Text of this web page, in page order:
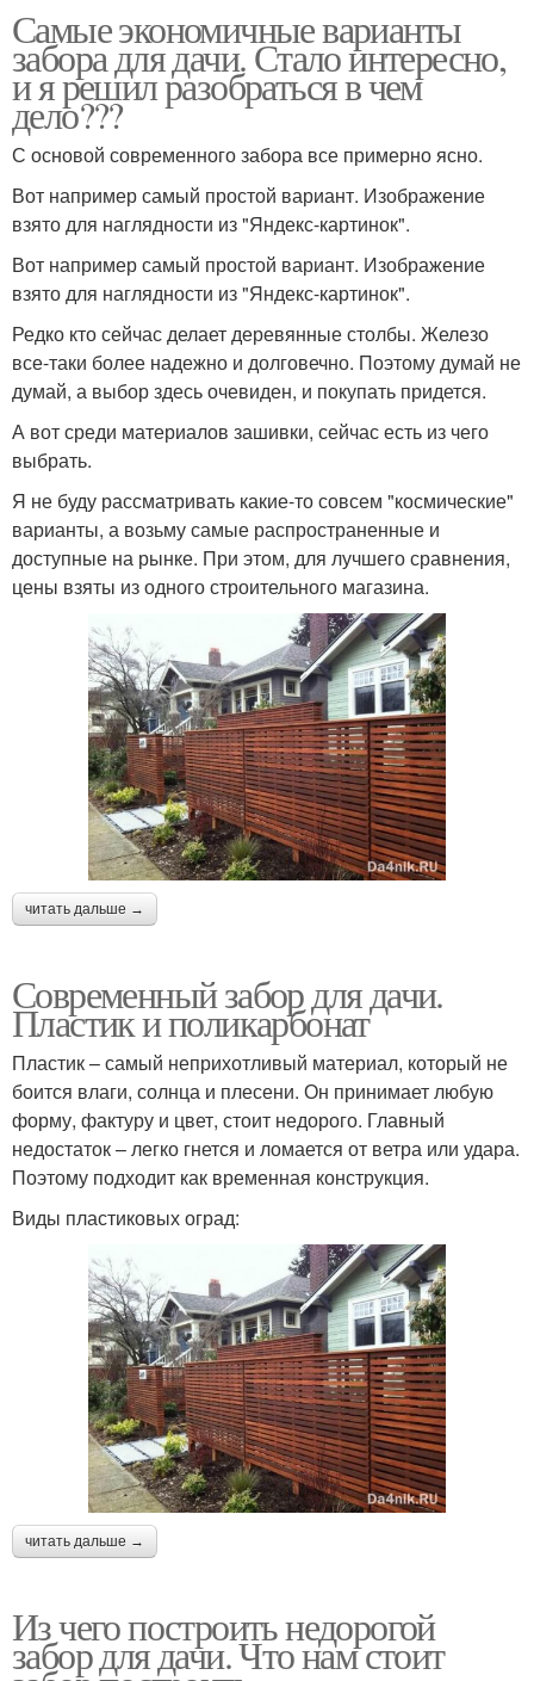
Самые экономичные варианты
забора для дачи. Стало интересно,
и я решил разобраться в чем
дело???
С основой современного забора все примерно ясно.
Вот например самый простой вариант. Изображение
взято для наглядности из "Яндекс-картинок".
Вот например самый простой вариант. Изображение
взято для наглядности из "Яндекс-картинок".
Редко кто сейчас делает деревянные столбы. Железо
все-таки более надежно и долговечно. Поэтому думай не
думай, а выбор здесь очевиден, и покупать придется.
А вот среди материалов зашивки, сейчас есть из чего
выбрать.
Я не буду рассматривать какие-то совсем "космические"
варианты, а возьму самые распространенные и
доступные на рынке. При этом, для лучшего сравнения,
цены взяты из одного строительного магазина.
читать дальше →
Современный забор для дачи.
Пластик и поликарбонат
Пластик – самый неприхотливый материал, который не
боится влаги, солнца и плесени. Он принимает любую
форму, фактуру и цвет, стоит недорого. Главный
недостаток – легко гнется и ломается от ветра или удара.
Поэтому подходит как временная конструкция.
Виды пластиковых оград:
читать дальше →
Из чего построить недорогой
забор для дачи. Что нам стоит